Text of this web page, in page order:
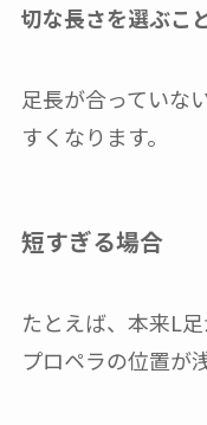
切な長さを選ぶこ
足長が合っていな
すくなります。
短すぎる場合
たとえば、本来L
プロペラの位置が